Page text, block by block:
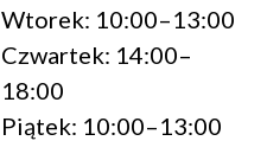
Wtorek: 10:00–13:00
Czwartek: 14:00–
18:00
Piątek: 10:00–13:00